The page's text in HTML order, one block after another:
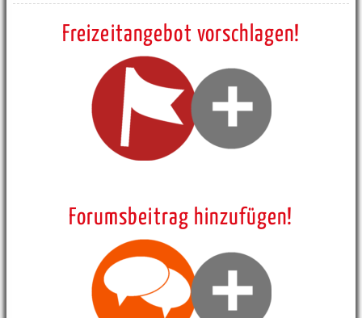
Freizeitangebot vorschlagen!
Forumsbeitrag hinzufügen!